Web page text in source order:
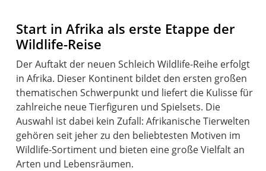
Start in Afrika als erste Etappe der
Wildlife-Reise
Der Auftakt der neuen Schleich Wildlife-Reihe erfolgt
in Afrika. Dieser Kontinent bildet den ersten großen
thematischen Schwerpunkt und liefert die Kulisse für
zahlreiche neue Tierfiguren und Spielsets. Die
Auswahl ist dabei kein Zufall: Afrikanische Tierwelten
gehören seit jeher zu den beliebtesten Motiven im
Wildlife-Sortiment und bieten eine große Vielfalt an
Arten und Lebensräumen.